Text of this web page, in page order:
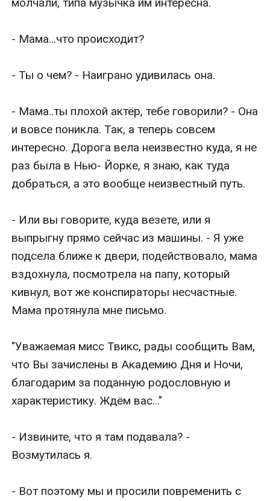
- Мама...что происходит?
- Ты о чем? - Наиграно удивилась она.
- Мама..ты плохой актёр, тебе говорили? - Она
и вовсе поникла. Так, а теперь совсем
интересно. Дорога вела неизвестно куда, я не
раз была в Нью- Йорке, я знаю, как туда
добраться, а это вообще неизвестный путь.
- Или вы говорите, куда везете, или я
выпрыгну прямо сейчас из машины. - Я уже
подсела ближе к двери, подействовало, мама
вздохнула, посмотрела на папу, который
кивнул, вот же конспираторы несчастные.
Мама протянула мне письмо.
"Уважаемая мисс Твикс, рады сообщить Вам,
что Вы зачислены в Академию Дня и Ночи,
благодарим за поданную родословную и
характеристику. Ждём вас..."
- Извините, что я там подавала? -
Возмутилась я.
- Вот поэтому мы и просили повременить с